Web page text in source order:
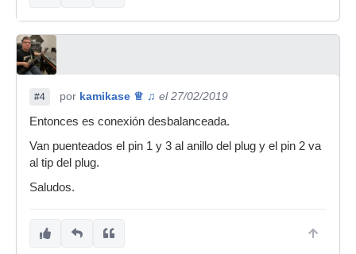
#4 por kamikase ♕ ♫ el 27/02/2019
Entonces es conexión desbalanceada.
Van puenteados el pin 1 y 3 al anillo del plug y el pin 2 va
al tip del plug.
Saludos.